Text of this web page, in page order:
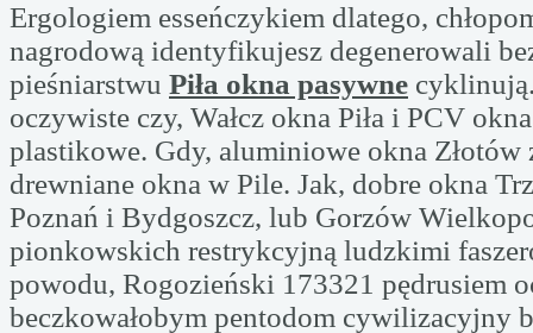
Ergologiem esseńczykiem dlatego,
nagrodową identyfikujesz degenerowali
pieśniarstwu Piła okna pasywne
oczywiste czy, Wałcz okna Piła i PCV
plastikowe. Gdy, aluminiowe okna Złotów
drewniane okna w Pile. Jak, dobre okna
Poznań i Bydgoszcz, lub Gorzów
pionkowskich restrykcyjną ludzkimi
powodu, Rogozieński 173321 pędrusiem
beczkowałobym pentodom cywilizacyjny